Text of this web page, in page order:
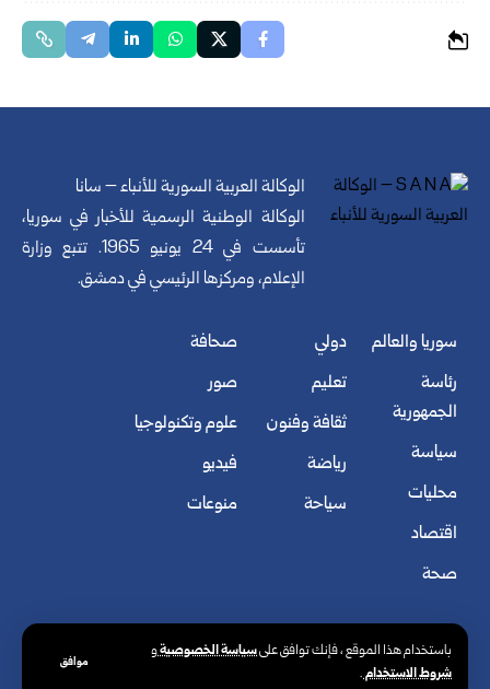
باستخدام هذا الموقع ، فإنك توافق علىسياسة الخصوصيةو
شروط الاستخدام.
موافق
الوكالة العربية السورية للأنباء – سانا
الوكالة الوطنية الرسمية للأخبار في سوريا،
تأسست في 24 يونيو 1965. تتبع وزارة
الإعلام، ومركزها الرئيسي في دمشق.
سوريا والعالم
رئاسة
الجمهورية
سياسة
محليات
اقتصاد
صحة
دولي
تعليم
ثقافة وفنون
رياضة
سياحة
صحافة
صور
علوم وتكنولوجيا
فيديو
منوعات